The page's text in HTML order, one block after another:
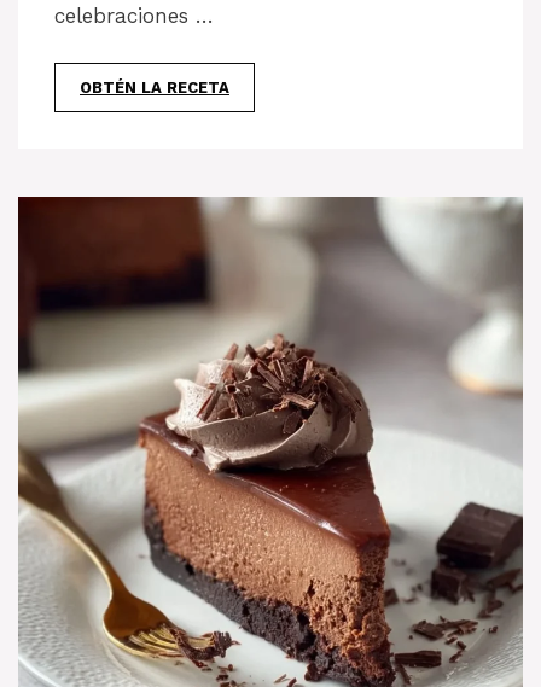
celebraciones …
OBTÉN LA RECETA